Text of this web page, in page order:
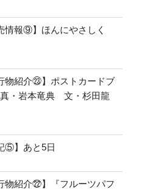
情報⑨】ほんにやさしく
紹介㉓】ポストカードブ
・岩本竜典 文・杉田龍
⑤】あと5日
紹介㉒】『フルーツパフ